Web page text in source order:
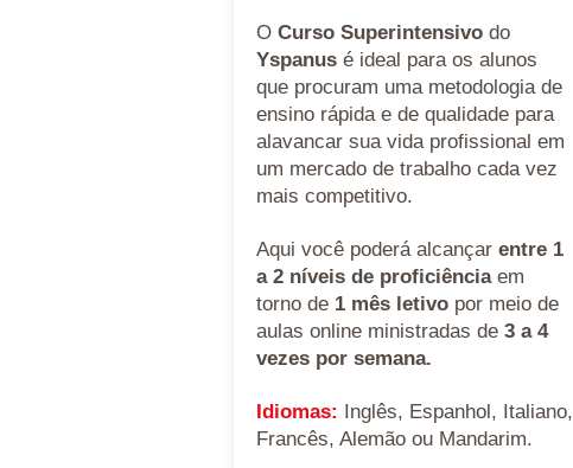
O Curso Superintensivo do
Yspanus é ideal para os alunos
que procuram uma metodologia de
ensino rápida e de qualidade para
alavancar sua vida profissional em
um mercado de trabalho cada vez
mais competitivo.
Aqui você poderá alcançar entre 1
a 2 níveis de proficiênciaem
torno de 1 mês letivo por meio de
aulas online ministradas de 3 a 4
vezes por semana.
Idiomas: Inglês, Espanhol, Italiano,
Francês, Alemão ou Mandarim.